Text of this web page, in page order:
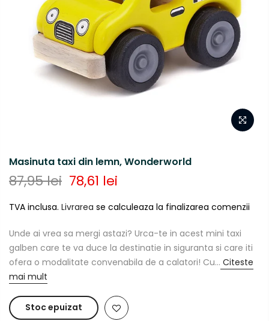
Masinuta taxi din lemn, Wonderworld
87,95 lei 78,61 lei
TVA inclusa. Livrarea se calculeaza la finalizarea comenzii
Unde ai vrea sa mergi astazi? Urca-te in acest mini taxi
galben care te va duce la destinatie in siguranta si care iti
ofera o modalitate convenabila de a calatori! Cu... Citeste
mai mult
Stoc epuizat